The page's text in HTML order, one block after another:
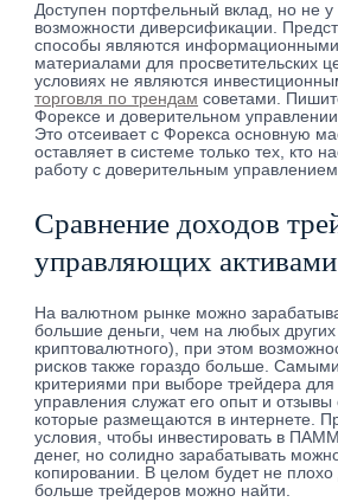
Доступен портфельный вклад, но не у
возможности диверсификации.
способы являются
материалами для просветительских
условиях не являются
торговля по трендам советами.
Форексе и доверительном
Это отсеивает с Форекса основную
оставляет в системе только тех, кто
работу с доверительным
Сравнение доходов
управляющих активами
На валютном рынке можно
большие деньги, чем на любых
криптовалютного), при этом
рисков также гораздо больше.
критериями при выборе трейдера для
управления служат его опыт и отзывы
которые размещаются в интернете.
условия, чтобы инвестировать в
денег, но солидно зарабатывать
копировании. В целом будет не плохо
больше трейдеров можно найти.